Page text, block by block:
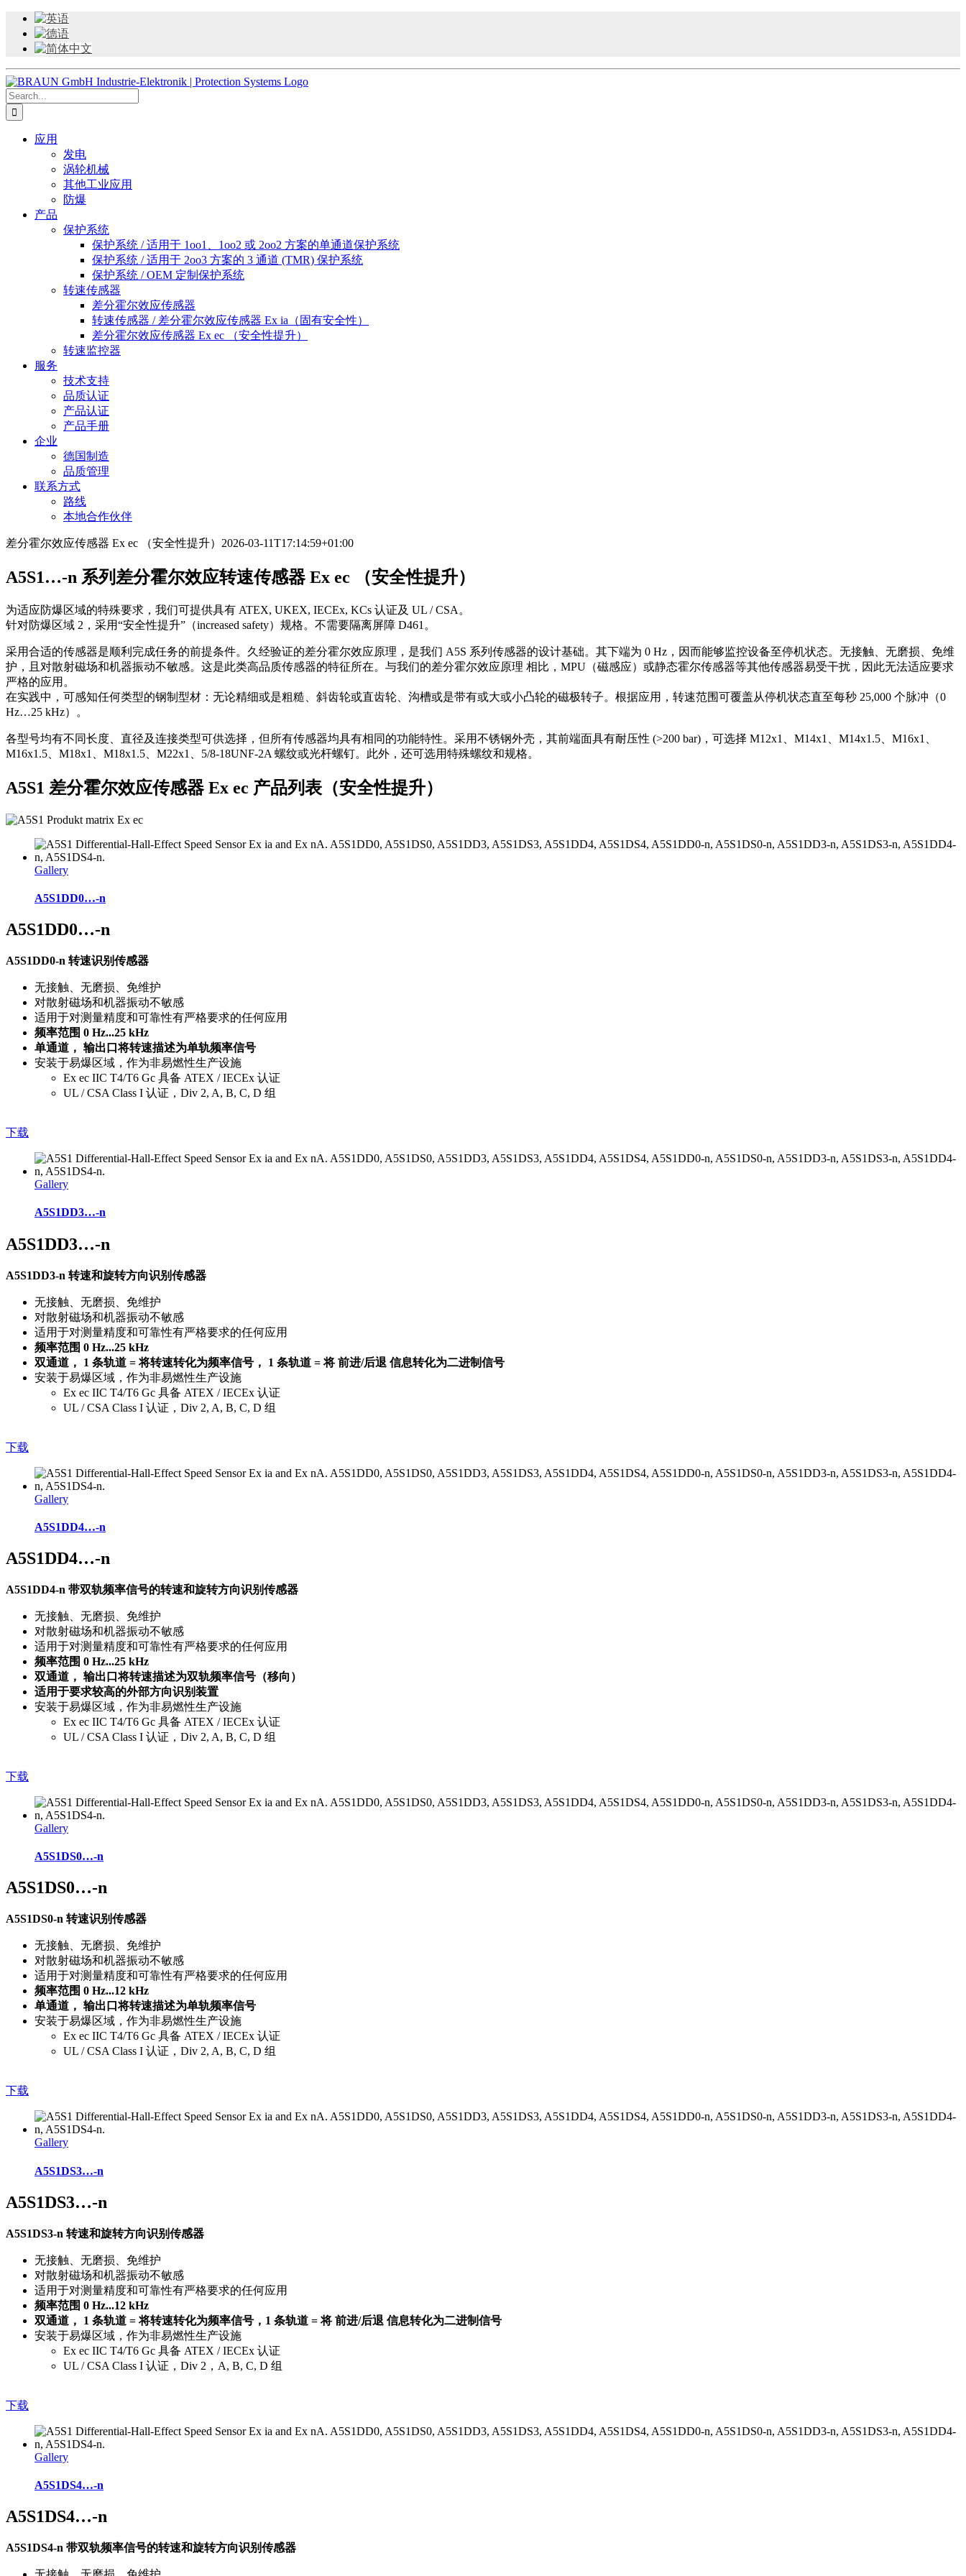
Skip
content
Search
for:
应用
发电
涡轮机械
其他工业应用
防爆
产品
保护系统
保护系统 / 适用于 1oo1、1oo2 或 2oo2 方案的单通道保护系统
保护系统 / 适用于 2oo3 方案的 3 通道 (TMR) 保护系统
保护系统 / OEM 定制保护系统
转速传感器
差分霍尔效应传感器
转速传感器 / 差分霍尔效应传感器 Ex ia（固有安全性）
差分霍尔效应传感器 Ex ec （安全性提升）
转速监控器
服务
技术支持
品质认证
产品认证
产品手册
企业
德国制造
品质管理
联系方式
路线
本地合作伙伴
差分霍尔效应传感器 Ex ec （安全性提升） 2026-03-11T17:14:59+01:00
A5S1…-n 系列差分霍尔效应转速传感器 Ex ec （安全性提升）
为适应防爆区域的特殊要求，我们可提供具有 ATEX, UKEX, IECEx, KCs 认证及 UL / CSA。
针对防爆区域 2，采用“安全性提升”（increased safety）规格。不需要隔离屏障 D461。
采用合适的传感器是顺利完成任务的前提条件。久经验证的差分霍尔效应原理，是我们 A5S 系列传感器的设计基础。其下端为 0 Hz，因而能够监控设备至停机状态。无接触、无磨损、免维
护，且对散射磁场和机器振动不敏感。这是此类高品质传感器的特征所在。与我们的差分霍尔效应原理 相比，MPU（磁感应）或静态霍尔传感器等其他传感器易受干扰，因此无法适应要求
严格的应用。
在实践中，可感知任何类型的钢制型材：无论精细或是粗糙、斜齿轮或直齿轮、沟槽或是带有或大或小凸轮的磁极转子。根据应用，转速范围可覆盖从停机状态直至每秒 25,000 个脉冲（0
Hz…25 kHz）。
各型号均有不同长度、直径及连接类型可供选择，但所有传感器均具有相同的功能特性。采用不锈钢外壳，其前端面具有耐压性 (>200 bar)，可选择 M12x1、M14x1、M14x1.5、M16x1、
M16x1.5、M18x1、M18x1.5、M22x1、5/8-18UNF-2A 螺纹或光杆螺钉。此外，还可选用特殊螺纹和规格。
A5S1 差分霍尔效应传感器 Ex ec 产品列表（安全性提升）
Gallery
A5S1DD0…-n
A5S1DD0…-n
A5S1DD0-n 转速识别传感器
无接触、无磨损、免维护
对散射磁场和机器振动不敏感
适用于对测量精度和可靠性有严格要求的任何应用
频率范围 0 Hz...25 kHz
单通道， 输出口将转速描述为单轨频率信号
安装于易爆区域，作为非易燃性生产设施
Ex ec IIC T4/T6 Gc 具备 ATEX / IECEx 认证
UL / CSA Class I 认证，Div 2, A, B, C, D 组
下载
Gallery
A5S1DD3…-n
A5S1DD3…-n
A5S1DD3-n 转速和旋转方向识别传感器
无接触、无磨损、免维护
对散射磁场和机器振动不敏感
适用于对测量精度和可靠性有严格要求的任何应用
频率范围 0 Hz...25 kHz
双通道， 1 条轨道 = 将转速转化为频率信号， 1 条轨道 = 将 前进/后退 信息转化为二进制信号
安装于易爆区域，作为非易燃性生产设施
Ex ec IIC T4/T6 Gc 具备 ATEX / IECEx 认证
UL / CSA Class I 认证，Div 2, A, B, C, D 组
下载
Gallery
A5S1DD4…-n
A5S1DD4…-n
A5S1DD4-n 带双轨频率信号的转速和旋转方向识别传感器
无接触、无磨损、免维护
对散射磁场和机器振动不敏感
适用于对测量精度和可靠性有严格要求的任何应用
频率范围 0 Hz...25 kHz
双通道， 输出口将转速描述为双轨频率信号（移向）
适用于要求较高的外部方向识别装置
安装于易爆区域，作为非易燃性生产设施
Ex ec IIC T4/T6 Gc 具备 ATEX / IECEx 认证
UL / CSA Class I 认证，Div 2, A, B, C, D 组
下载
Gallery
A5S1DS0…-n
A5S1DS0…-n
A5S1DS0-n 转速识别传感器
无接触、无磨损、免维护
对散射磁场和机器振动不敏感
适用于对测量精度和可靠性有严格要求的任何应用
频率范围 0 Hz...12 kHz
单通道， 输出口将转速描述为单轨频率信号
安装于易爆区域，作为非易燃性生产设施
Ex ec IIC T4/T6 Gc 具备 ATEX / IECEx 认证
UL / CSA Class I 认证，Div 2, A, B, C, D 组
下载
Gallery
A5S1DS3…-n
A5S1DS3…-n
A5S1DS3-n 转速和旋转方向识别传感器
无接触、无磨损、免维护
对散射磁场和机器振动不敏感
适用于对测量精度和可靠性有严格要求的任何应用
频率范围 0 Hz...12 kHz
双通道， 1 条轨道 = 将转速转化为频率信号，1 条轨道 = 将 前进/后退 信息转化为二进制信号
安装于易爆区域，作为非易燃性生产设施
Ex ec IIC T4/T6 Gc 具备 ATEX / IECEx 认证
UL / CSA Class I 认证，Div 2，A, B, C, D 组
下载
Gallery
A5S1DS4…-n
A5S1DS4…-n
A5S1DS4-n 带双轨频率信号的转速和旋转方向识别传感器